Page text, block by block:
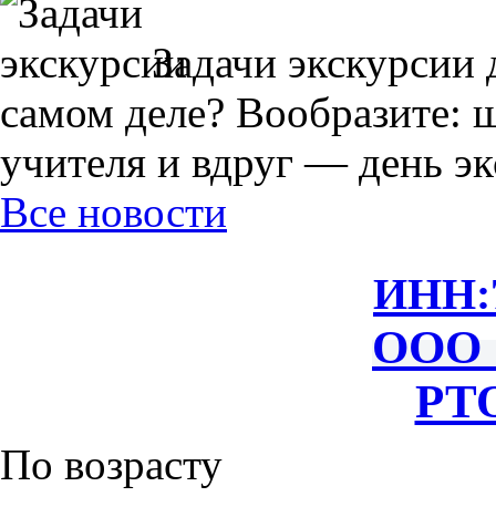
Задачи
самом деле? Вообразите:
учителя и вдруг — день
Все новости
ИНН:
ООО
По возрасту